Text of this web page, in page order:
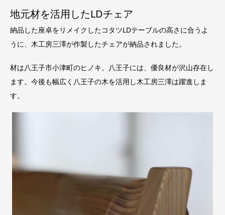
地元材を活用したLDチェア
納品した座卓をリメイクしたコタツLDテーブルの高さに合うよ
うに、木工房三澤が作製したチェアが納品されました。
材は八王子市小津町のヒノキ。八王子には、優良材が沢山存在し
ます。今後も幅広く八王子の木を活用し木工房三澤は躍進しま
す。